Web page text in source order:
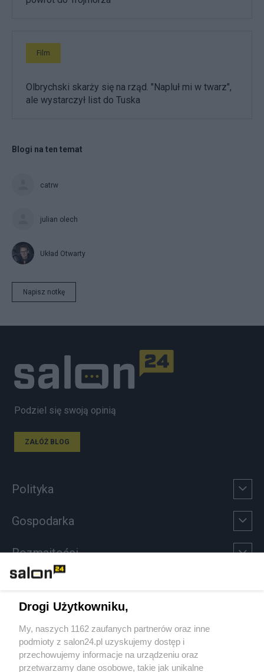
Film
Olbrychski skarży się na rząd. "Napluł mi w twarz",
ale wystarczył list do Tuska
Blogi na ten temat
catrw
julian olech
Układ Otwarty
Napisz notkę
Podziel się swoją opinią
ZAŁÓŻ BLOG
Polityka
Gospodarka
Rozmaitości
Sport
Społeczeństwo
Drogi Użytkowniku,
My, naszych 1162 zaufanych partnerów oraz inne
podmioty z salon24.pl uzyskujemy dostęp i
przechowujemy informacje na urządzeniu oraz
przetwarzamy dane osobowe, takie jak unikalne